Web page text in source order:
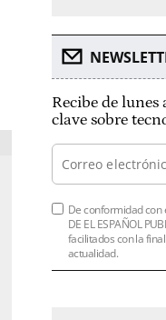
Recibe de
clave sobre
De conformidad con
DE EL ESPAÑOL
facilitados con la
actualidad.